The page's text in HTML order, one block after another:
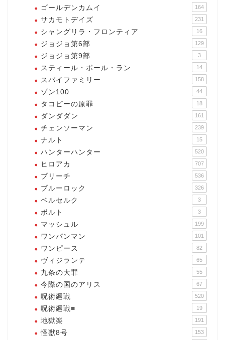
ゴールデンカムイ 164
サカモトデイズ 231
シャングリラ・フロンティア 16
ジョジョ第6部 129
ジョジョ第9部 3
スティール・ボール・ラン 14
スパイファミリー 158
ゾン100 44
タコピーの原罪 18
ダンダダン 161
チェンソーマン 239
ナルト 15
ハンターハンター 520
ヒロアカ 707
ブリーチ 536
ブルーロック 326
ベルセルク 3
ボルト 3
マッシュル 199
ワンパンマン 101
ワンピース 82
ヴィジランテ 65
九条の大罪 55
今際の国のアリス 67
呪術廻戦 520
呪術廻戦≡ 19
地獄楽 191
怪獣8号 153